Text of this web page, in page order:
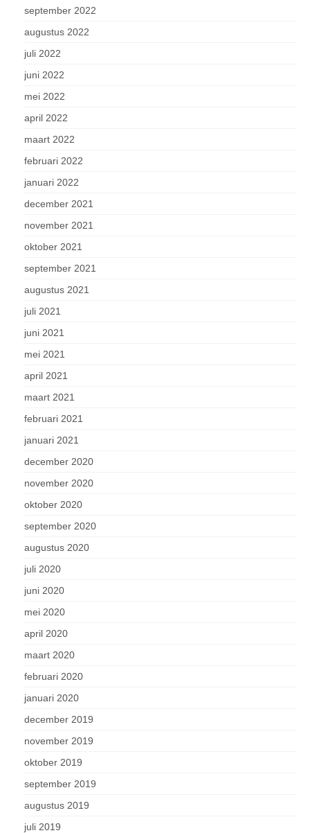
september 2022
augustus 2022
juli 2022
juni 2022
mei 2022
april 2022
maart 2022
februari 2022
januari 2022
december 2021
november 2021
oktober 2021
september 2021
augustus 2021
juli 2021
juni 2021
mei 2021
april 2021
maart 2021
februari 2021
januari 2021
december 2020
november 2020
oktober 2020
september 2020
augustus 2020
juli 2020
juni 2020
mei 2020
april 2020
maart 2020
februari 2020
januari 2020
december 2019
november 2019
oktober 2019
september 2019
augustus 2019
juli 2019